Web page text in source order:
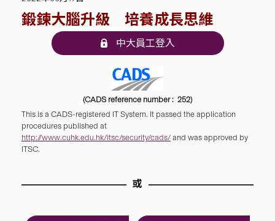
鍛鍊大腦升級 培養成長思維
中大員工登入
(CADS reference number : 252)
This is a CADS-registered IT System. It passed the application
procedures published at
http://www.cuhk.edu.hk/itsc/security/cads/ and was approved by
ITSC.
或